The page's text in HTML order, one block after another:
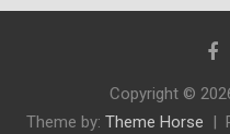
Copyright ©
Theme by: Theme Horse